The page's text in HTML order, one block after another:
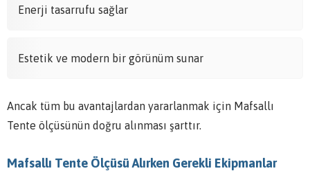
Enerji tasarrufu sağlar
Estetik ve modern bir görünüm sunar
Ancak tüm bu avantajlardan yararlanmak için Mafsallı
Tente ölçüsünün doğru alınması şarttır.
Mafsallı Tente Ölçüsü Alırken Gerekli Ekipmanlar